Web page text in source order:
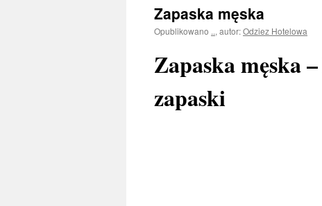
Zapaska męska
Opublikowano .., autor:Odziez Hotelowa
Zapaska męska
zapaski